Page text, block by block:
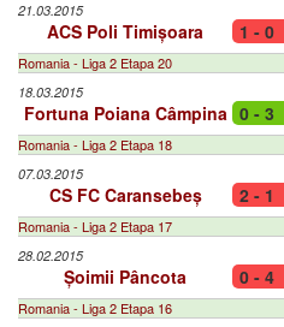
21.03.2015
ACS Poli Timișoara 1 - 0
Romania - Liga 2 Etapa 20
18.03.2015
Fortuna Poiana Câmpina 0 - 3
Romania - Liga 2 Etapa 18
07.03.2015
CS FC Caransebeș 2 - 1
Romania - Liga 2 Etapa 17
28.02.2015
Șoimii Pâncota 0 - 4
Romania - Liga 2 Etapa 16